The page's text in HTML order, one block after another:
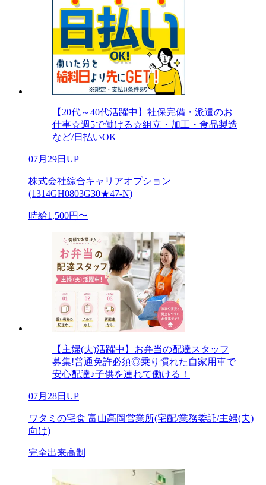
【20代～40代活躍中】社保完備・派遣のお
仕事☆週5で働ける☆組立・加工・食品製造
など/日払いOK
07月29日UP
株式会社綜合キャリアオプション
(1314GH0803G30★47-N)
時給1,500円〜
【主婦(夫)活躍中】お弁当の配達スタッフ
募集!普通免許必須◎乗り慣れた自家用車で
安心配達♪子供を連れて働ける！
07月28日UP
ワタミの宅食 富山高岡営業所(宅配/業務委託/主婦(夫)
向け)
完全出来高制